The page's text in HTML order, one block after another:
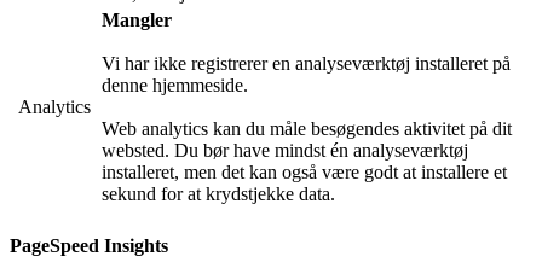
Analytics
Mangler
Vi har ikke registrerer en analyseværktøj installeret på
denne hjemmeside.
Web analytics kan du måle besøgendes aktivitet på dit
websted. Du bør have mindst én analyseværktøj
installeret, men det kan også være godt at installere et
sekund for at krydstjekke data.
PageSpeed Insights